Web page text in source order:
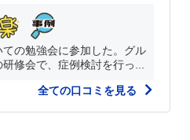
の勉強会に参加した。グル
修会で、症例検討を行っ...
全ての口コミを見る